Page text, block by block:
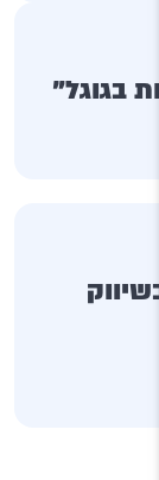
בגוגל"